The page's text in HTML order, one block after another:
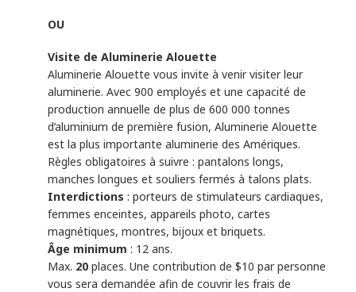
OU
Visite de Aluminerie Alouette
Aluminerie Alouette vous invite à venir visiter leur
aluminerie. Avec 900 employés et une capacité de
production annuelle de plus de 600 000 tonnes
d’aluminium de première fusion, Aluminerie Alouette
est la plus importante aluminerie des Amériques.
Règles obligatoires à suivre : pantalons longs,
manches longues et souliers fermés à talons plats.
Interdictions : porteurs de stimulateurs cardiaques,
femmes enceintes, appareils photo, cartes
magnétiques, montres, bijoux et briquets.
Âge minimum : 12 ans.
Max. 20 places. Une contribution de $10 par personne
vous sera demandée afin de couvrir les frais de